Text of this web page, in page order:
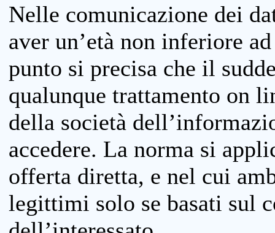
Nelle comunicazione dei
aver un’età non inferiore
punto si precisa che il
qualunque trattamento on
della società
accedere. La norma si
offerta diretta, e nel cui
legittimi solo se basati sul